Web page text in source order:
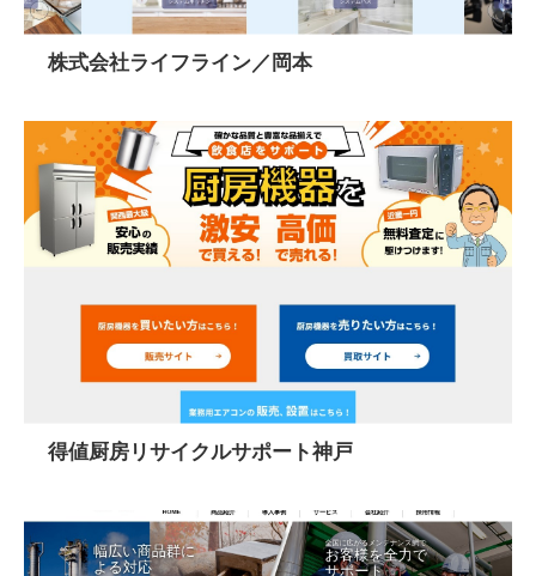
株式会社ライフライン／岡本
得値厨房リサイクルサポート神戸